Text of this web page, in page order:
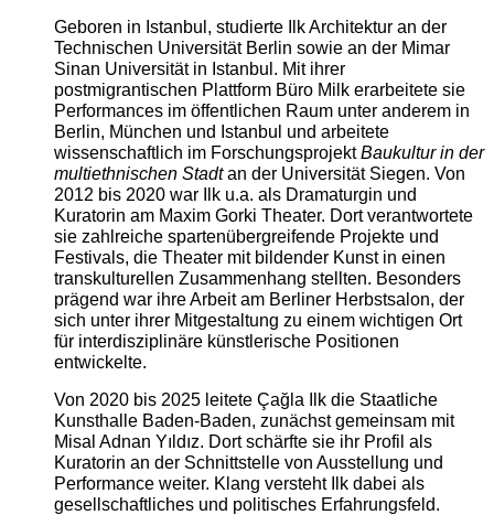
Geboren in Istanbul, studierte Ilk Architektur an der
Technischen Universität Berlin sowie an der Mimar
Sinan Universität in Istanbul. Mit ihrer
postmigrantischen Plattform Büro Milk erarbeitete sie
Performances im öffentlichen Raum unter anderem in
Berlin, München und Istanbul und arbeitete
wissenschaftlich im ForschungsprojektBaukultur in der
multiethnischen Stadtan der Universität Siegen. Von
2012 bis 2020 war Ilk u.a. als Dramaturgin und
Kuratorin am Maxim Gorki Theater. Dort verantwortete
sie zahlreiche spartenübergreifende Projekte und
Festivals, die Theater mit bildender Kunst in einen
transkulturellen Zusammenhang stellten. Besonders
prägend war ihre Arbeit am Berliner Herbstsalon, der
sich unter ihrer Mitgestaltung zu einem wichtigen Ort
für interdisziplinäre künstlerische Positionen
entwickelte.
Von 2020 bis 2025 leitete Çağla Ilk die Staatliche
Kunsthalle Baden-Baden, zunächst gemeinsam mit
Misal Adnan Yıldız. Dort schärfte sie ihr Profil als
Kuratorin an der Schnittstelle von Ausstellung und
Performance weiter. Klang versteht Ilk dabei als
gesellschaftliches und politisches Erfahrungsfeld.